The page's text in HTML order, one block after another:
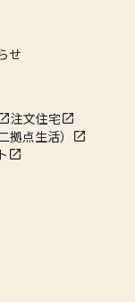
せ
注文住宅
拠点生活）